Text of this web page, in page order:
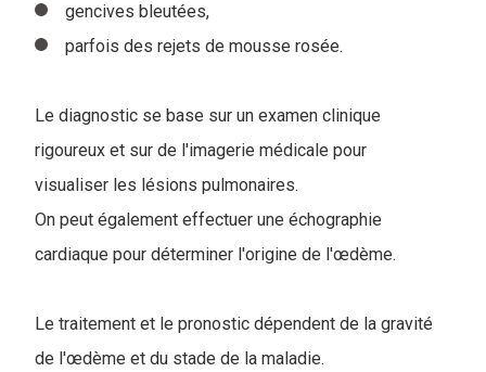
gencives bleutées,
parfois des rejets de mousse rosée.
Le diagnostic se base sur un examen clinique
rigoureux et sur de l'imagerie médicale pour
visualiser les lésions pulmonaires.
On peut également effectuer une échographie
cardiaque pour déterminer l'origine de l'œdème.
Le traitement et le pronostic dépendent de la gravité
de l'œdème et du stade de la maladie.